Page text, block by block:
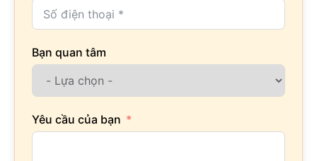
Bạn quan tâm
Yêu cầu của bạn